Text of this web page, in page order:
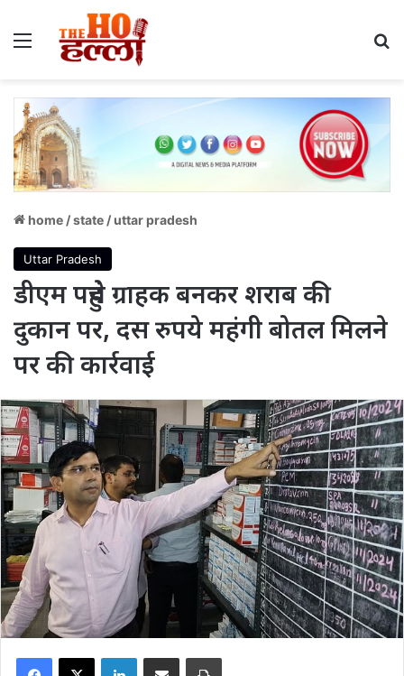
Menu
home /state /uttar pradesh
Uttar Pradesh
डीएम पहुंचे ग्राहक बनकर शराब की
दुकान पर, दस रुपये महंगी बोतल मिलने
पर की कार्रवाई
Facebook
X LinkedInShare via Email Print